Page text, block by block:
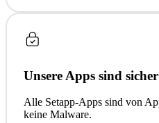
Unsere Apps sind sicher
Alle Setapp-Apps sind von
keine Malware.